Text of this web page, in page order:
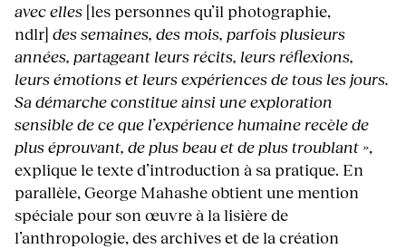
avec elles [les personnes qu’il photographie,
ndlr] des semaines, des mois, parfois plusieurs
années, partageant leurs récits, leurs réflexions,
leurs émotions et leurs expériences de tous les jours.
Sa démarche constitue ainsi une exploration
sensible de ce que l’expérience humaine recèle de
plus éprouvant, de plus beau et de plus troublant »,
explique le texte d’introduction à sa pratique. En
parallèle, George Mahashe obtient une mention
spéciale pour son œuvre à la lisière de
l’anthropologie, des archives et de la création